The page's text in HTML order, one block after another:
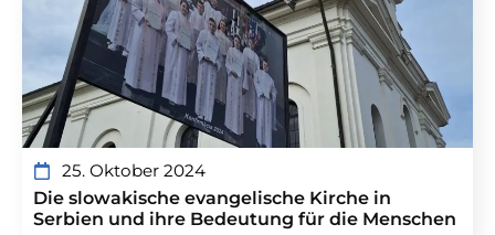
25. Oktober 2024
Die slowakische evangelische Kirche in
Serbien und ihre Bedeutung für die Menschen